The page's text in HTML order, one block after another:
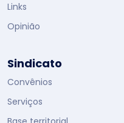
Links
Opinião
Sindicato
Convênios
Serviços